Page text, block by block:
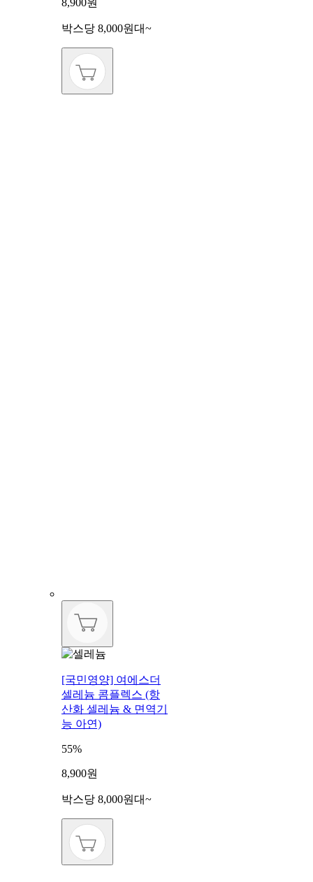
박스당 8,000원대~
[국민영양] 여에스더
셀레늄 콤플렉스 (항
산화 셀레늄 & 면역기
능 아연)
55%
8,900원
박스당 8,000원대~